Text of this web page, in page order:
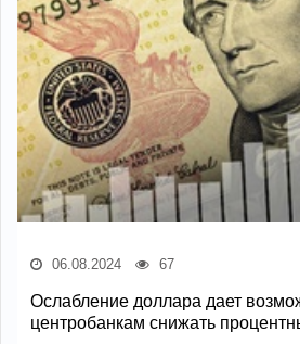
06.08.2024 67
Ослабление доллара дает
центробанкам снижать